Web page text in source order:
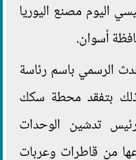
اليوم مصنع اليوريا
أسوان.
الرسمي باسم رئاسة
بتفقد محطة سكك
تدشين الوحدات
من قاطرات وعربات